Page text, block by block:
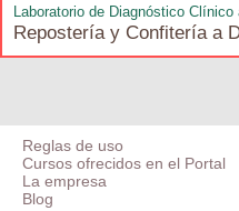
Laboratorio de Diagnóstico
Repostería y Confitería a
Reglas de uso
Cursos ofrecidos en el Portal
La empresa
Blog